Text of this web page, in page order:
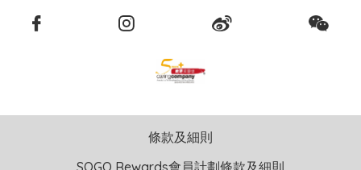
條款及細則
SOGO Rewards會員計劃條款及細則